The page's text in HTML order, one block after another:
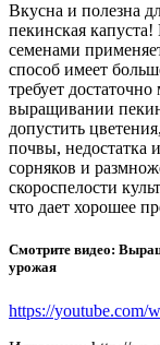
Вкусна и полезна
пекинская
семенами
способ имеет
требует
выращивании
допустить
почвы, недостатка
сорняков и
скороспелости
что дает хорошее
Смотрите видео:
урожая
https://